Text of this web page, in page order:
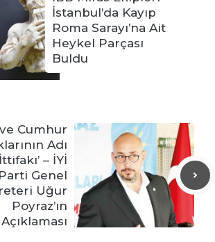
İstanbul’da Kayıp
Roma Sarayı’na Ait
Heykel Parçası
Buldu
Cumhur
Adı
– İYİ
Parti Genel
Uğur
Poyraz’ın
Açıklaması